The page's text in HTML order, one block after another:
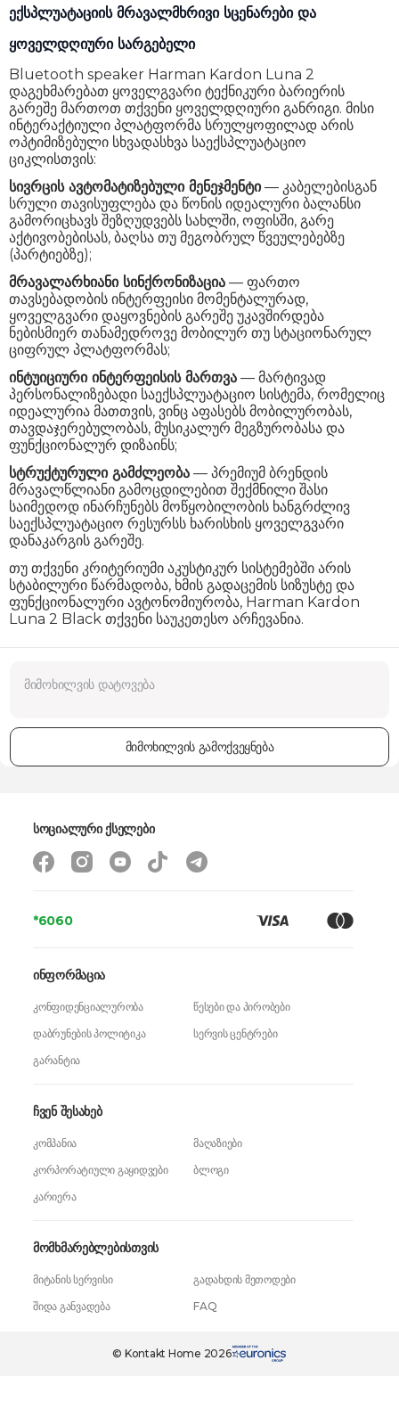
ერთი დაჭერით
ექსპლუატაციის მრავალმხრივი სცენარები და
ყოველდღიური სარგებელი
Bluetooth speaker Harman Kardon Luna 2
დაგეხმარებათ ყოველგვარი ტექნიკური ბარიერის
გარეშე მართოთ თქვენი ყოველდღიური განრიგი. მისი
ინტერაქტიული პლატფორმა სრულყოფილად არის
ოპტიმიზებული სხვადასხვა საექსპლუატაციო
ციკლისთვის:
სივრცის ავტომატიზებული მენეჯმენტი— კაბელებისგან
სრული თავისუფლება და წონის იდეალური ბალანსი
გამორიცხავს შეზღუდვებს სახლში, ოფისში, გარე
აქტივობებისას, ბაღსა თუ მეგობრულ წვეულებებზე
(პარტიებზე);
მრავალარხიანი სინქრონიზაცია — ფართო
თავსებადობის ინტერფეისი მომენტალურად,
ყოველგვარი დაყოვნების გარეშე უკავშირდება
ნებისმიერ თანამედროვე მობილურ თუ სტაციონარულ
ციფრულ პლატფორმას;
ინტუიციური ინტერფეისის მართვა — მარტივად
პერსონალიზებადი საექსპლუატაციო სისტემა, რომელიც
იდეალურია მათთვის, ვინც აფასებს მობილურობას,
თავდაჯერებულობას, მუსიკალურ მეგზურობასა და
ფუნქციონალურ დიზაინს;
სტრუქტურული გამძლეობა — პრემიუმ ბრენდის
მრავალწლიანი გამოცდილებით შექმნილი შასი
საიმედოდ ინარჩუნებს მოწყობილობის ხანგრძლივ
საექსპლუატაციო რესურსს ხარისხის ყოველგვარი
დანაკარგის გარეშე.
თუ თქვენი კრიტერიუმი აკუსტიკურ სისტემებში არის
სტაბილური წარმადობა, ხმის გადაცემის სიზუსტე და
ფუნქციონალური ავტონომიურობა, Harman Kardon
Luna 2 Black თქვენი საუკეთესო არჩევანია.
მიმოხილვის გამოქვეყნება
*6060
ჩვენ შესახებ
კომპანია
მაღაზიები
კორპორატიული გაყიდვები
ბლოგი
კარიერა
ინფორმაცია
კონფიდენციალურობა
წესები და პირობები
დაბრუნების პოლიტიკა
სერვის ცენტრები
გარანტია
მომხმარებლებისთვის
მიტანის სერვისი
გადახდის მეთოდები
შიდა განვადება
FAQ
სოციალური ქსელები
© Kontakt Home 2026